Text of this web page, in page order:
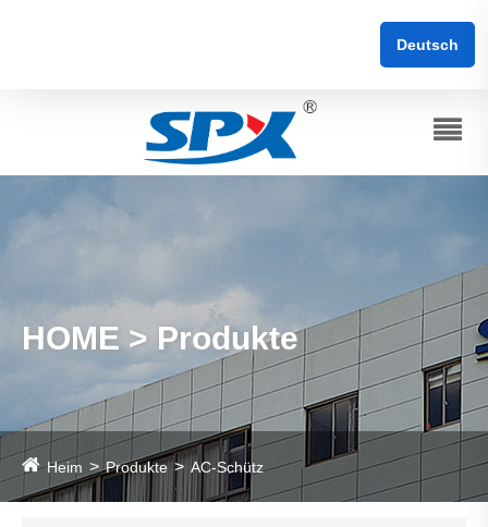
Deutsch
HOME > Produkte
Heim Produkte AC-Schütz